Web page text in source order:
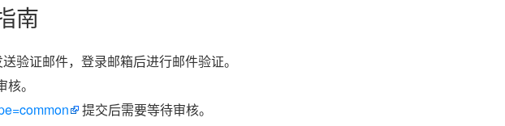
南
验证邮件，登录邮箱后进行邮件验证。
。
提交后需要等待审核。